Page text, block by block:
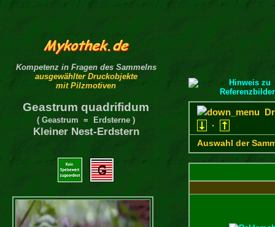
Kompetenz in Fragen des Sammelns
ausgewählter Druckobjekte
mit Pilzmotiven
Geastrum quadrifidum
( Geastrum = Erdsterne )
Kleiner Nest-Erdstern
·
Auswahl der